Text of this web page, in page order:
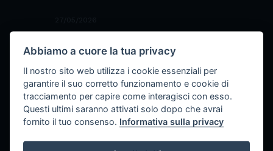
play_circle_filled
semplice che può aiutare la
concentrazione dei gamer
22/05/2026
play_circle_filled
Il tuono della polvere: la nascita del
cannone e la rivoluzione della guerra
Abbiamo a cuore la tua privacy
Il nostro sito web utilizza i cookie essenziali per
garantire il suo corretto funzionamento e cookie di
tracciamento per capire come interagisci con esso.
Questi ultimi saranno attivati solo dopo che avrai
fornito il tuo consenso. Informativa sulla privacy